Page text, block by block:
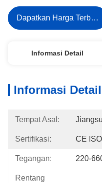
Dapatkan Harga Terbaik
Informasi Detail
Informasi Detail
Tempat Asal:
Sertifikasi: CE ISO
Tegangan: 220-
Rentang